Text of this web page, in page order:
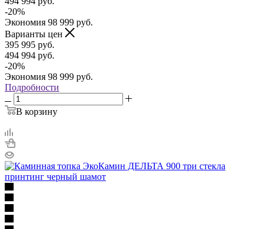
-20%
Экономия 98 999 руб.
Варианты цен
395 995 руб.
494 994 руб.
-20%
Экономия 98 999 руб.
Подробности
В корзину